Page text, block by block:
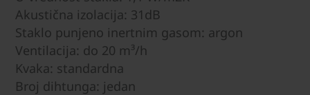
Akustična izolacija: 31dB
Staklo punjeno inertnim gasom: argon
Ventilacija: do 20 m³/h
Kvaka: standardna
Broj dihtunga: jedan